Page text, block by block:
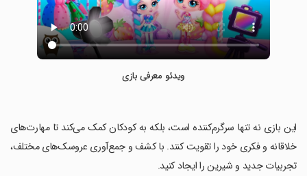
ویدئو معرفی بازی
‏این بازی نه تنها سرگرم‌کننده است، بلکه به کودکان کمک می‌کند تا مهارت‌های
خلاقانه و فکری خود را تقویت کنند. با کشف و جمع‌آوری عروسک‌های مختلف،
تجربیات جدید و شیرین را ایجاد کنید.